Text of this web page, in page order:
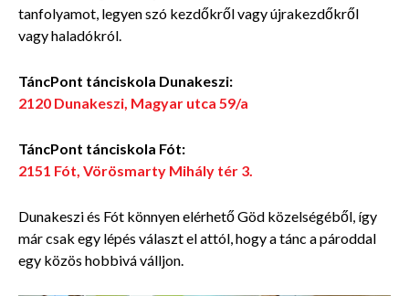
tanfolyamot, legyen szó kezdőkről vagy újrakezdőkről
vagy haladókról.
TáncPont tánciskola Dunakeszi:
2120 Dunakeszi, Magyar utca 59/a
TáncPont tánciskola Fót:
2151 Fót, Vörösmarty Mihály tér 3.
Dunakeszi és Fót könnyen elérhető Göd közelségéből, így
már csak egy lépés választ el attól, hogy a tánc a pároddal
egy közös hobbivá válljon.